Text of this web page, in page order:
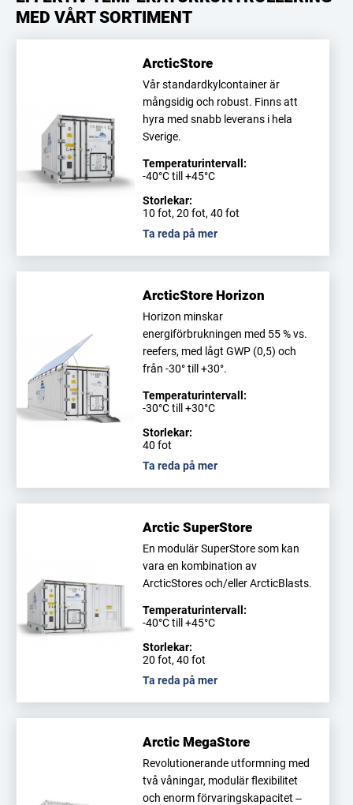
MED VÅRT SORTIMENT
ArcticStore
Vår standardkylcontainer är
mångsidig och robust. Finns att
hyra med snabb leverans i hela
Sverige.
Temperaturintervall:
-40°C till +45°C
Storlekar:
10 fot, 20 fot, 40 fot
Ta reda på mer
ArcticStore Horizon
Horizon minskar
energiförbrukningen med 55 % vs.
reefers, med lågt GWP (0,5) och
från -30° till +30°.
Temperaturintervall:
-30°C till +30°C
Storlekar:
40 fot
Ta reda på mer
Arctic SuperStore
En modulär SuperStore som kan
vara en kombination av
ArcticStores och/eller ArcticBlasts.
Temperaturintervall:
-40°C till +45°C
Storlekar:
20 fot, 40 fot
Ta reda på mer
Arctic MegaStore
Revolutionerande utformning med
två våningar, modulär flexibilitet
och enorm förvaringskapacitet –